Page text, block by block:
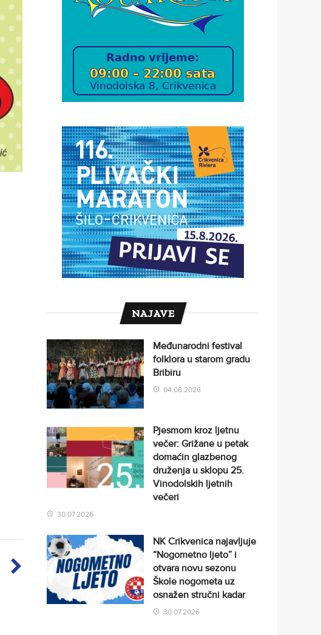
NAJAVE
Međunarodni festival
folklora u starom gradu
Bribiru
04.08.2026
Pjesmom kroz ljetnu
večer: Grižane u petak
domaćin glazbenog
druženja u sklopu 25.
Vinodolskih ljetnih
večeri
30.07.2026
NK Crikvenica najavljuje
“Nogometno ljeto” i
otvara novu sezonu
Škole nogometa uz
osnažen stručni kadar
30.07.2026